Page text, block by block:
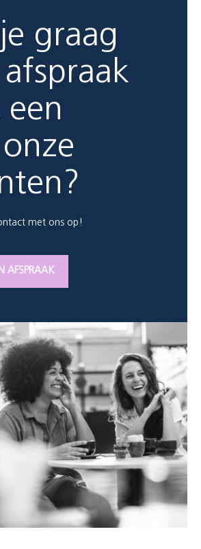
graag
met ons op!
AFSPRAAK